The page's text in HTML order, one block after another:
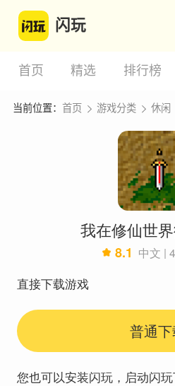
闪玩
首页 精选 排行榜
当前位置： 首页 游戏分类 休闲
我在修仙世
8.1 中文 |
直接下载游戏
普通
您也可以安装闪玩，启动闪